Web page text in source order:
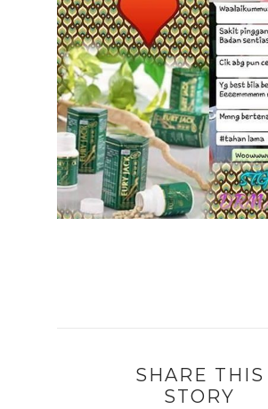
SHARE THIS
STORY